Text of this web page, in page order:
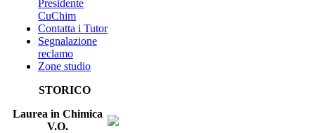
Presidente
CuChim
Contatta i Tutor
Segnalazione
reclamo
Zone studio
STORICO
Laurea in Chimica
V.O.